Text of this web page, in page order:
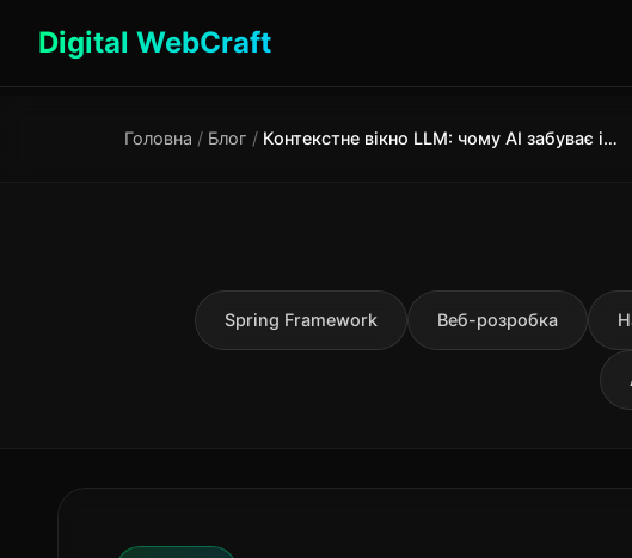
Digital WebCraft
Головна / Блог / Контекстне вікно LLM: чому AI забуває і скільки це коштує
Spring Framework Веб-розробка